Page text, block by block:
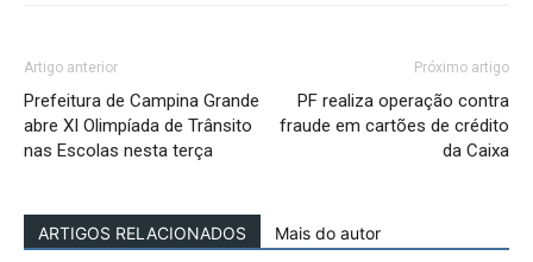
Artigo anterior
Prefeitura de Campina Grande
abre XI Olimpíada de Trânsito
nas Escolas nesta terça
Próximo artigo
PF realiza operação contra
fraude em cartões de crédito
da Caixa
ARTIGOS RELACIONADOS Mais do autor